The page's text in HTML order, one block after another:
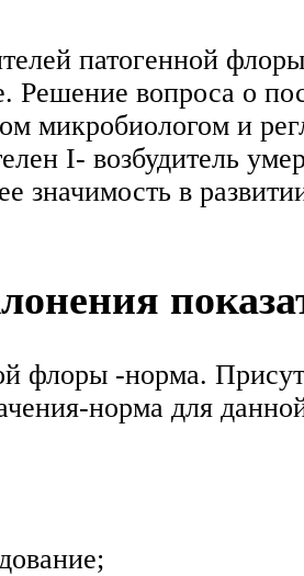
патогенной
Решение вопроса о
микробиологом и
I- возбудитель
значимость в
флоры -норма.
норма для